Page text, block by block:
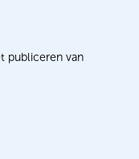
publiceren van